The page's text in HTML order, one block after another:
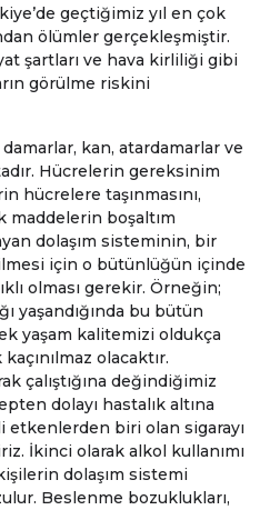
geçtiğimiz yıl en çok
ölümler gerçekleşmiştir.
şartları ve hava kirliliği gibi
görülme riskini
damarlar, kan, atardamarlar ve
Hücrelerin gereksinim
hücrelere taşınmasını,
maddelerin boşaltım
dolaşım sisteminin, bir
için o bütünlüğün içinde
olması gerekir. Örneğin;
yaşandığında bu bütün
yaşam kalitemizi oldukça
olacaktır.
çalıştığına değindiğimiz
dolayı hastalık altına
biri olan sigarayı
İkinci olarak alkol kullanımı
dolaşım sistemi
Beslenme bozuklukları,